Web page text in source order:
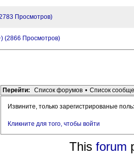
Просмотров)
(2866 Просмотров)
Перейти: Список форумов • Список
Извините, только зарегистрированые
Кликните для того, чтобы войти
This forum